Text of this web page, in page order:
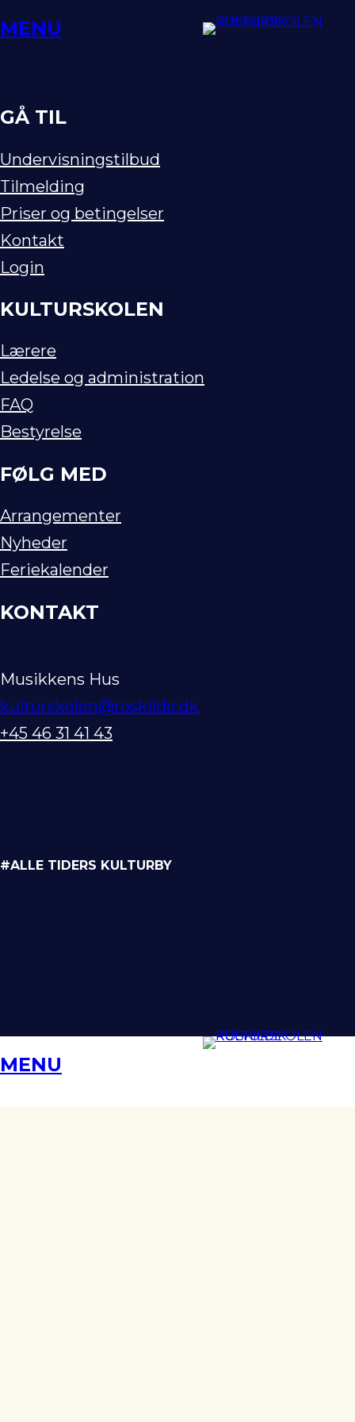
til
MENU
GÅ TIL
Undervisningstilbud
Tilmelding
Priser og betingelser
Kontakt
Login
KULTURSKOLEN
Lærere
Ledelse og administration
FAQ
Bestyrelse
FØLG MED
Arrangementer
Nyheder
Feriekalender
KONTAKT
Musikkens Hus
kulturskolen@roskilde.dk
+45 46 31 41 43
#ALLE TIDERS KULTURBY
MENU